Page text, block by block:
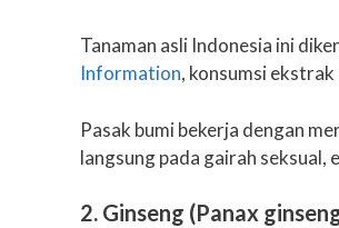
Tanaman asli Indonesia ini
Information, konsumsi
Pasak bumi bekerja dengan
langsung pada gairah seksual,
2. Ginseng (Panax